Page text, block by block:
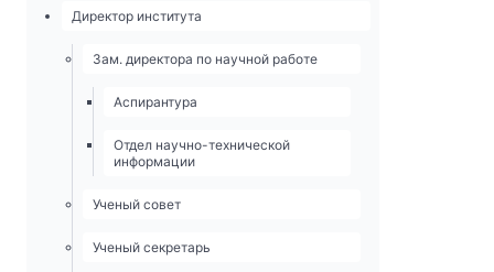
Директор института
Зам. директора по научной работе
Аспирантура
Отдел научно-технической
информации
Ученый совет
Ученый секретарь